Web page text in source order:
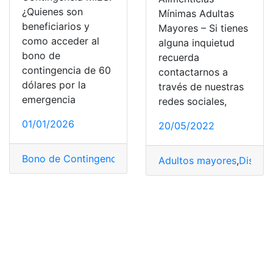
¿Quienes son
beneficiarios y
como acceder al
bono de
contingencia de 60
dólares por la
emergencia
01/01/2026
Bono de Contingencia 2020 Consultar Multas de
Mínimas Adultas
Mayores – Si tienes
alguna inquietud
recuerda
contactarnos a
través de nuestras
redes sociales,
20/05/2022
Adultos mayores,